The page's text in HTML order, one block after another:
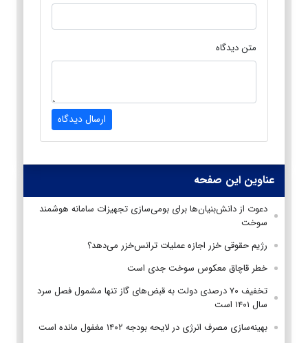
متن دیدگاه
ارسال دیدگاه
عناوین این صفحه
دعوت از دانش‌بنیان‌ها برای بومی‌سازی تجهیزات سامانه هوشمند
سوخت
رژیم حقوقی خزر اجازه عملیات ترانس‌خزر می‌دهد؟
خطر قاچاق معکوس سوخت جدی است
تخفیف ۷۰ درصدی دولت به قبض‌های گاز تنها مشمول فصل سرد
سال ۱۴۰۱ است
بهینه‌سازی مصرف انرژی در لایحه بودجه ۱۴۰۲ مغفول مانده است